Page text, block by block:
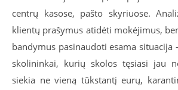
centrų kasose, pašto skyriuose.
klientų prašymus atidėti mokėjimus,
bandymus pasinaudoti esama situacija
skolininkai, kurių skolos tęsiasi jau
siekia ne vieną tūkstantį eurų,